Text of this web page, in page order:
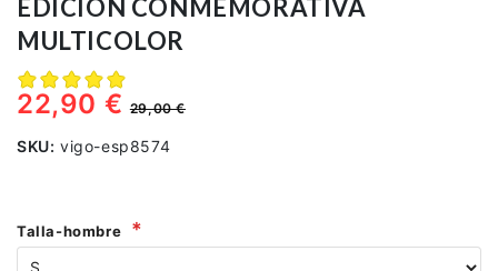
EDICIÓN CONMEMORATIVA
MULTICOLOR
22,90 €29,00 €
SKU: vigo-esp8574
Talla-hombre